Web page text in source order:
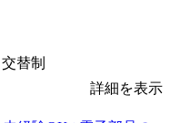
替制
詳細を表示